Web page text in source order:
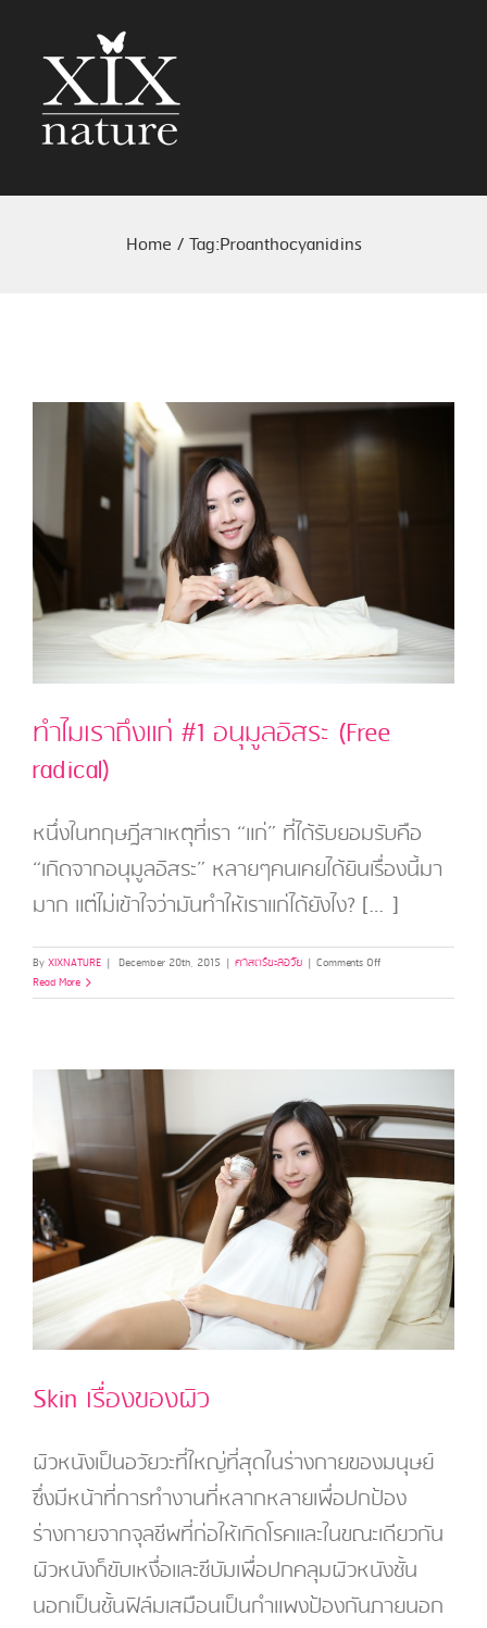
Home /Tag:Proanthocyanidins
ทำไมเราถึงแก่ #1 อนุมูลอิสระ (Free
radical)
ทำไมเราถึงแก่ #1 อนุมูลอิสระ (Free
radical)
หนึ่งในทฤษฎีสาเหตุที่เรา “แก่” ที่ได้รับยอมรับคือ
“เกิดจากอนุมูลอิสระ” หลายๆคนเคยได้ยินเรื่องนี้มา
มาก แต่ไม่เข้าใจว่ามันทำให้เราแก่ได้ยังไง? […]
ByXIXNATURE | December 20th, 2015 | ศาสตร์ชะลอวัย | Comments Offon
เรา
radical)
Read More
Skin เรื่องของผิว
ผิวหนังเป็นอวัยวะที่ใหญ่ที่สุดในร่างกายของมนุษย์
ซึ่งมีหน้าที่การทำงานที่หลากหลายเพื่อปกป้อง
ร่างกายจากจุลชีพที่ก่อให้เกิดโรคและในขณะเดียวกัน
ผิวหนังก็ขับเหงื่อและซีบัมเพื่อปกคลุมผิวหนังชั้น
นอกเป็นชั้นฟิล์มเสมือนเป็นกำแพงป้องกันภายนอก